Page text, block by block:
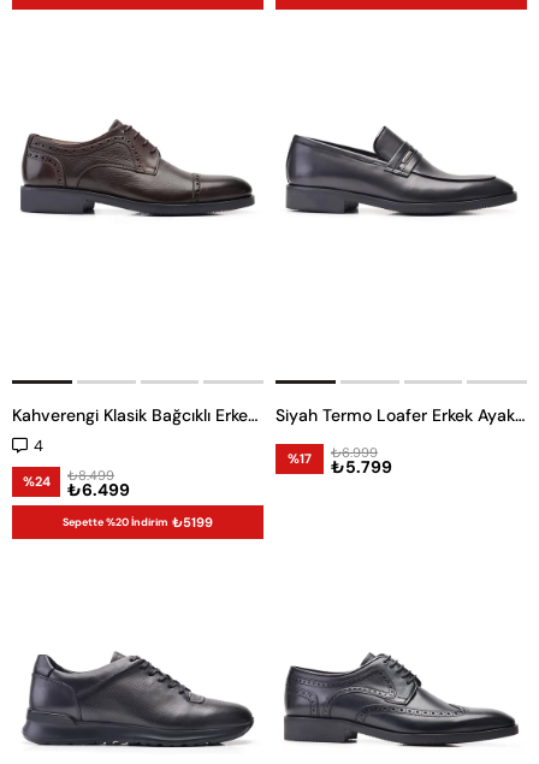
Kahverengi Klasik Bağcıklı Erkek Ayakkabı -11909-
4
%24 ₺6.499
₺8.499
Sepette %20 İndirim ₺5199
Siyah Termo Loafer Erkek Ayakkabı -11887-
%17 ₺5.799
₺6.999